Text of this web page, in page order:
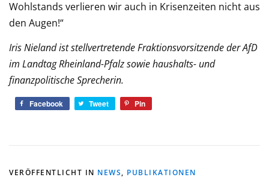
Wohlstands verlieren wir auch in Krisenzeiten nicht aus
den Augen!“
Iris Nieland ist stellvertretende Fraktionsvorsitzende der AfD
im Landtag Rheinland-Pfalz sowie haushalts- und
finanzpolitische Sprecherin.
Facebook Tweet Pin
VERÖFFENTLICHT IN NEWS, PUBLIKATIONEN